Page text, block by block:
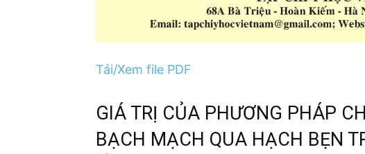
Tải/Xem file PDF
GIÁ TRỊ CỦA PHƯƠNG PHÁP
BẠCH MẠCH QUA HẠCH BẸN